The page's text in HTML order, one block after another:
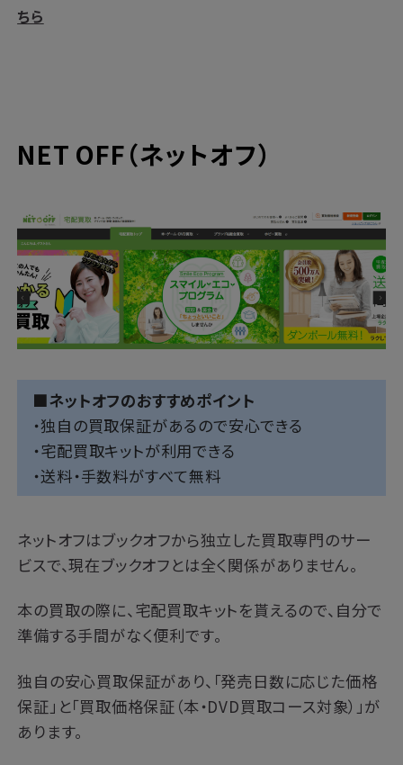
ちら
NET OFF（ネットオフ）
■ネットオフのおすすめポイント
・独自の買取保証があるので安心できる
・宅配買取キットが利用できる
・送料・手数料がすべて無料
ネットオフはブックオフから独立した買取専門のサー
ビスで、現在ブックオフとは全く関係がありません。
本の買取の際に、宅配買取キットを貰えるので、自分で
準備する手間がなく便利です。
独自の安心買取保証があり、「発売日数に応じた価格
保証」と「買取価格保証（本・DVD買取コース対象）」が
あります。